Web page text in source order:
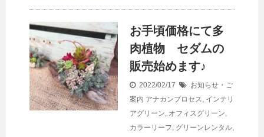
お手頃価格にて多
肉植物 セダムの
販売始めます♪
2022/02/17
お知らせ・ご
案内 アナカンプロセス, インテリ
アグリーン, オフィスグリーン,
カラーリーフ, グリーンレンタル,